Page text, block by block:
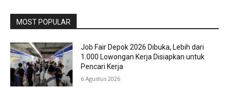
MOST POPULAR
Job Fair Depok 2026 Dibuka, Lebih dari
1.000 Lowongan Kerja Disiapkan untuk
Pencari Kerja
6 Agustus 2026